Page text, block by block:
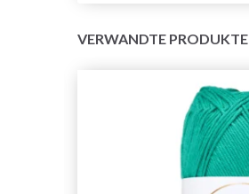
VERWANDTE PRODUKTE